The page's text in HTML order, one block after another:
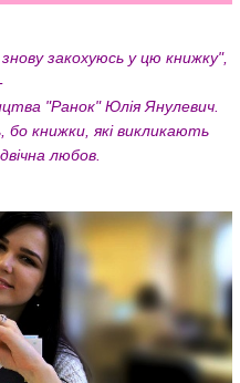
закохуюсь у цю книжку",
"Ранок" Юлія Янулевич.
книжки, які викликають
любов.